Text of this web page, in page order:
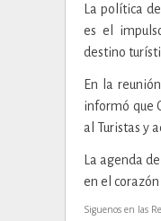
La política
es el
destino
En la
informó que
al Turistas y
La agenda
en el
Siguenos en las